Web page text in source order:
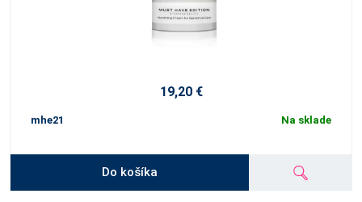
19,20 €
mhe21 Na sklade
Do košíka